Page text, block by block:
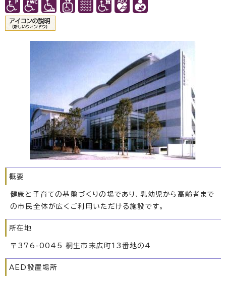
概要
健康と子育ての基盤づくりの場であり、乳幼児から高齢者まで
の市民全体が広くご利用いただける施設です。
所在地
〒376-0045 桐生市末広町13番地の4
AED設置場所